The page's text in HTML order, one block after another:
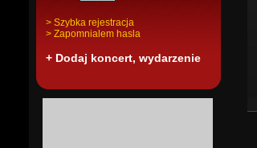
> Szybka rejestracja
> Zapomnialem hasla
+ Dodaj koncert, wydarzenie